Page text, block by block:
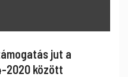
jut a
2020 között